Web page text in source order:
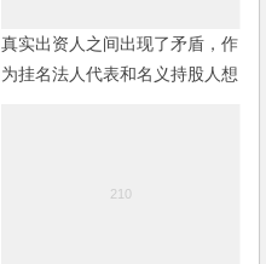
真实出资人之间出现了矛盾，作
为挂名法人代表和名义持股人想